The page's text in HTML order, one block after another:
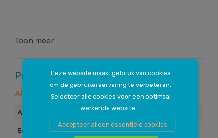
Deze website maakt gebruik van cookies
om de gebruikerservaring te verbeteren.
Selecteer alle cookies voor een optimaal
werkende website.
Accepteer alleen essentiele cookies
Toon meer
Productspecificaties
Algemeen
Artikelnummer 106478
EAN Barcode 190780571118